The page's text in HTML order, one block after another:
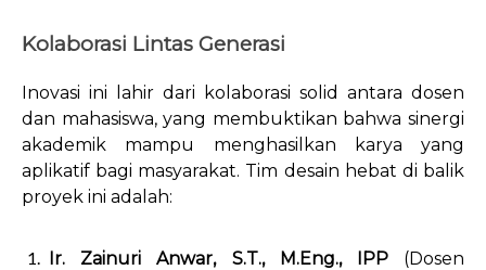
Kolaborasi Lintas Generasi
Inovasi ini lahir dari kolaborasi solid antara dosen
dan mahasiswa, yang membuktikan bahwa sinergi
akademik mampu menghasilkan karya yang
aplikatif bagi masyarakat. Tim desain hebat di balik
proyek ini adalah:
Ir. Zainuri Anwar, S.T., M.Eng., IPP(Dosen